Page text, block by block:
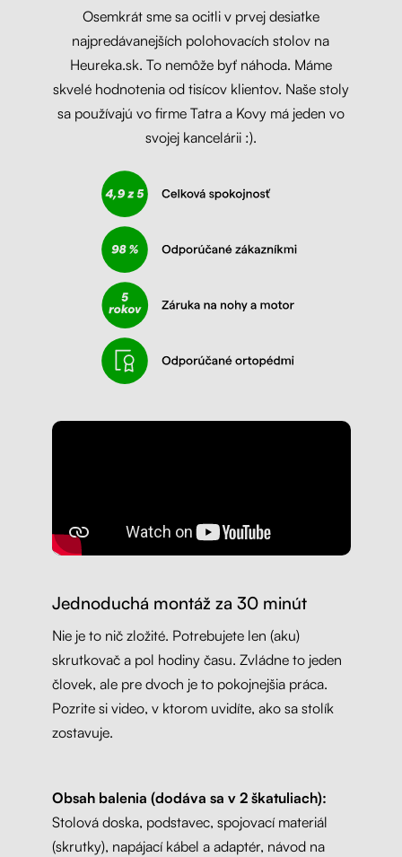
Osemkrát sme sa ocitli v prvej desiatke
najpredávanejších polohovacích stolov na
Heureka.sk. To nemôže byť náhoda. Máme
skvelé hodnotenia od tisícov klientov. Naše stoly
sa používajú vo firme Tatra a Kovy má jeden vo
svojej kancelárii :).
Jednoduchá montáž za 30 minút
Nie je to nič zložité. Potrebujete len (aku)
skrutkovač a pol hodiny času. Zvládne to jeden
človek, ale pre dvoch je to pokojnejšia práca.
Pozrite si video, v ktorom uvidíte, ako sa stolík
zostavuje.
Obsah balenia (dodáva sa v 2 škatuliach):
Stolová doska, podstavec, spojovací materiál
(skrutky), napájací kábel a adaptér, návod na